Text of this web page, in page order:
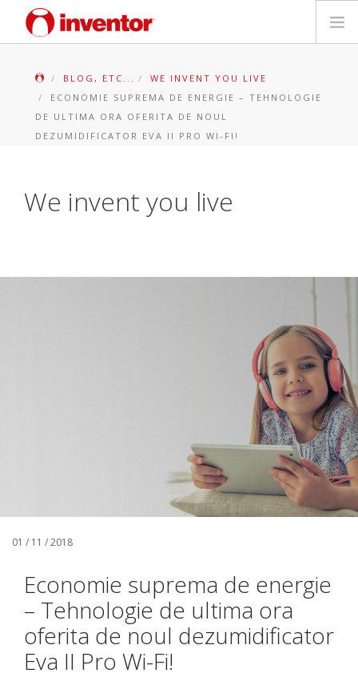
Store locator
Cauta
BLOG, ETC...
WE INVENT YOU LIVE
ECONOMIE SUPREMA DE ENERGIE – TEHNOLOGIE
DE ULTIMA ORA OFERITA DE NOUL
DEZUMIDIFICATOR EVA II PRO WI-FI!
We invent you live
01 / 11 / 2018
Economie suprema de energie
– Tehnologie de ultima ora
oferita de noul dezumidificator
Eva II Pro Wi-Fi!